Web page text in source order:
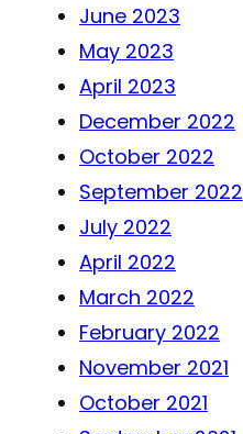
June 2023
May 2023
April 2023
December 2022
October 2022
September 2022
July 2022
April 2022
March 2022
February 2022
November 2021
October 2021